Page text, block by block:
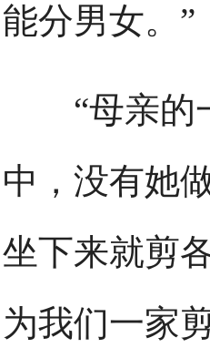
能分男女。”
“母亲的一
中，没有她
坐下来就剪
为我们一家